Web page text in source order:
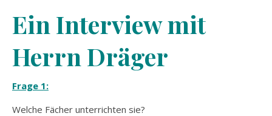
Ein Interview mit
Herrn Dräger
Frage 1:
Welche Fächer unterrichten sie?